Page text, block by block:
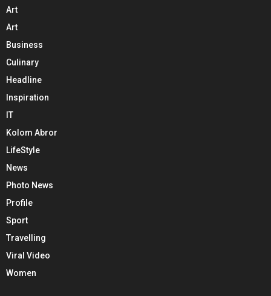
Art
Art
Business
Culinary
Headline
Inspiration
IT
Kolom Abror
LifeStyle
News
Photo News
Profile
Sport
Travelling
Viral Video
Women